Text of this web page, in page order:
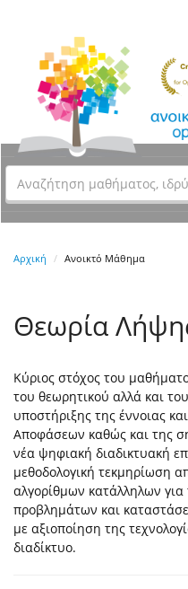
Αρχική Ανοικτό Μάθημα
Θεωρία
Κύριος στόχος του
του θεωρητικού αλλά και
υποστήριξης της έννοιας
Αποφάσεων καθώς και της
νέα ψηφιακή διαδικτυακή
μεθοδολογική τεκμηρίωση
αλγορίθμων κατάλληλων
προβλημάτων και
με αξιοποίηση της
διαδίκτυο.